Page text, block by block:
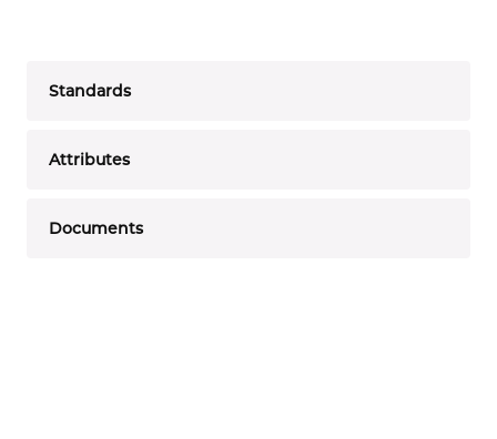
Standards
Attributes
Documents